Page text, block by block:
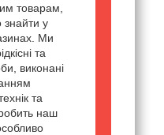
товарам,
знайти у
Ми
та
виконані
та
наш